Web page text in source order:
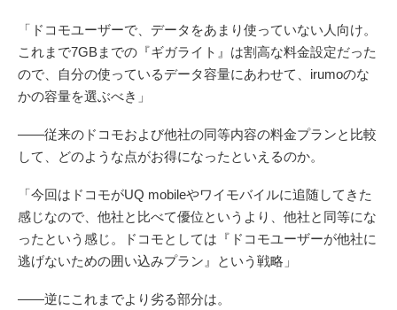
「ドコモユーザーで、データをあまり使っていない人向け。
これまで7GBまでの『ギガライト』は割高な料金設定だった
ので、自分の使っているデータ容量にあわせて、irumoのな
かの容量を選ぶべき」
――従来のドコモおよび他社の同等内容の料金プランと比較
して、どのような点がお得になったといえるのか。
「今回はドコモがUQ mobileやワイモバイルに追随してきた
感じなので、他社と比べて優位というより、他社と同等にな
ったという感じ。ドコモとしては『ドコモユーザーが他社に
逃げないための囲い込みプラン』という戦略」
――逆にこれまでより劣る部分は。